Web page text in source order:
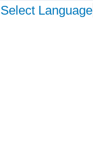
Select Language